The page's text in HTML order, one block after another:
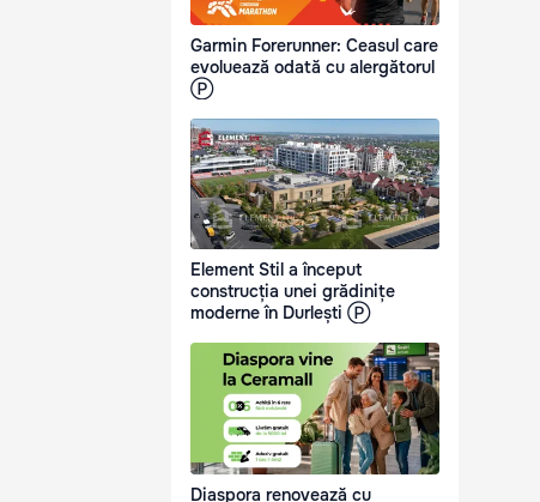
Garmin Forerunner: Ceasul care
evoluează odată cu alergătorul
Ⓟ
Element Stil a început
construcția unei grădinițe
moderne în Durlești Ⓟ
Diaspora renovează cu